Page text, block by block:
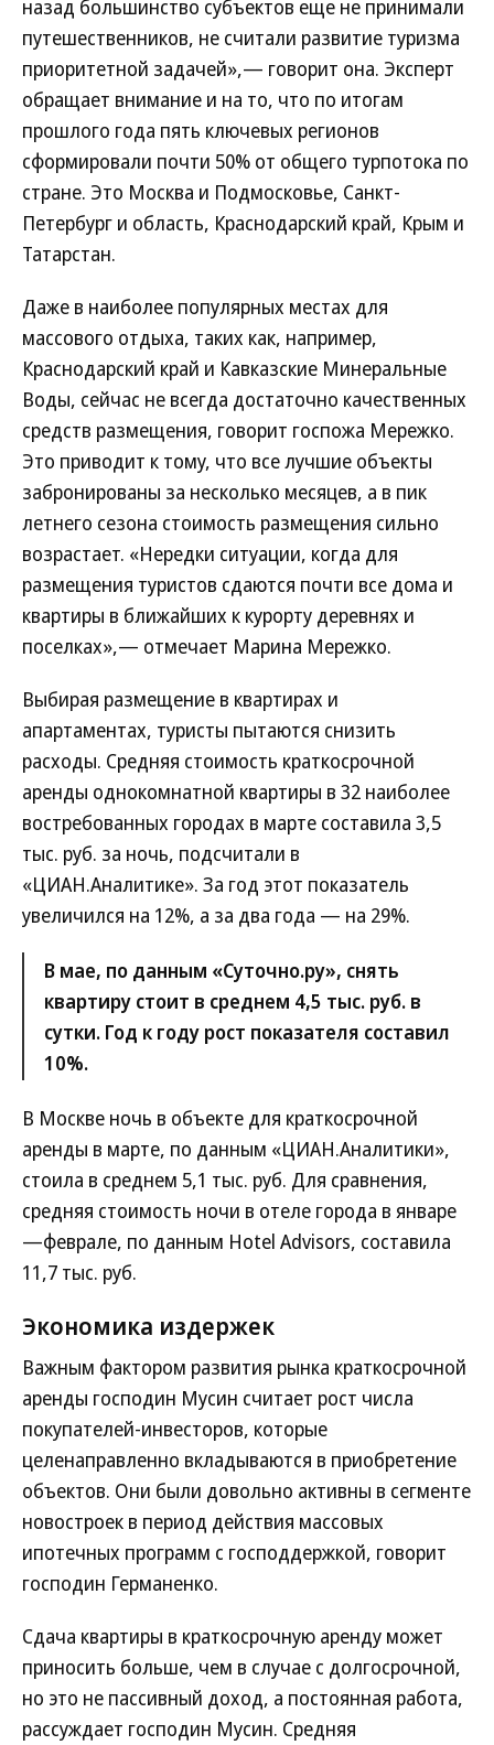
назад большинство субъектов еще не принимали
путешественников, не считали развитие туризма
приоритетной задачей»,— говорит она. Эксперт
обращает внимание и на то, что по итогам
прошлого года пять ключевых регионов
сформировали почти 50% от общего турпотока по
стране. Это Москва и Подмосковье, Санкт-
Петербург и область, Краснодарский край, Крым и
Татарстан.
Даже в наиболее популярных местах для
массового отдыха, таких как, например,
Краснодарский край и Кавказские Минеральные
Воды, сейчас не всегда достаточно качественных
средств размещения, говорит госпожа Мережко.
Это приводит к тому, что все лучшие объекты
забронированы за несколько месяцев, а в пик
летнего сезона стоимость размещения сильно
возрастает. «Нередки ситуации, когда для
размещения туристов сдаются почти все дома и
квартиры в ближайших к курорту деревнях и
поселках»,— отмечает Марина Мережко.
Выбирая размещение в квартирах и
апартаментах, туристы пытаются снизить
расходы. Средняя стоимость краткосрочной
аренды однокомнатной квартиры в 32 наиболее
востребованных городах в марте составила 3,5
тыс. руб. за ночь, подсчитали в
«ЦИАН.Аналитике». За год этот показатель
увеличился на 12%, а за два года — на 29%.
В мае, по данным «Суточно.ру», снять
квартиру стоит в среднем 4,5 тыс. руб. в
сутки. Год к году рост показателя составил
10%.
В Москве ночь в объекте для краткосрочной
аренды в марте, по данным «ЦИАН.Аналитики»,
стоила в среднем 5,1 тыс. руб. Для сравнения,
средняя стоимость ночи в отеле города в январе
—феврале, по данным Hotel Advisors, составила
11,7 тыс. руб.
Экономика издержек
Важным фактором развития рынка краткосрочной
аренды господин Мусин считает рост числа
покупателей-инвесторов, которые
целенаправленно вкладываются в приобретение
объектов. Они были довольно активны в сегменте
новостроек в период действия массовых
ипотечных программ с господдержкой, говорит
господин Германенко.
Сдача квартиры в краткосрочную аренду может
приносить больше, чем в случае с долгосрочной,
но это не пассивный доход, а постоянная работа,
рассуждает господин Мусин. Средняя